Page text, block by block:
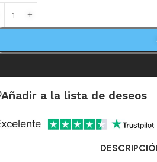
Añadir a la lista de deseos